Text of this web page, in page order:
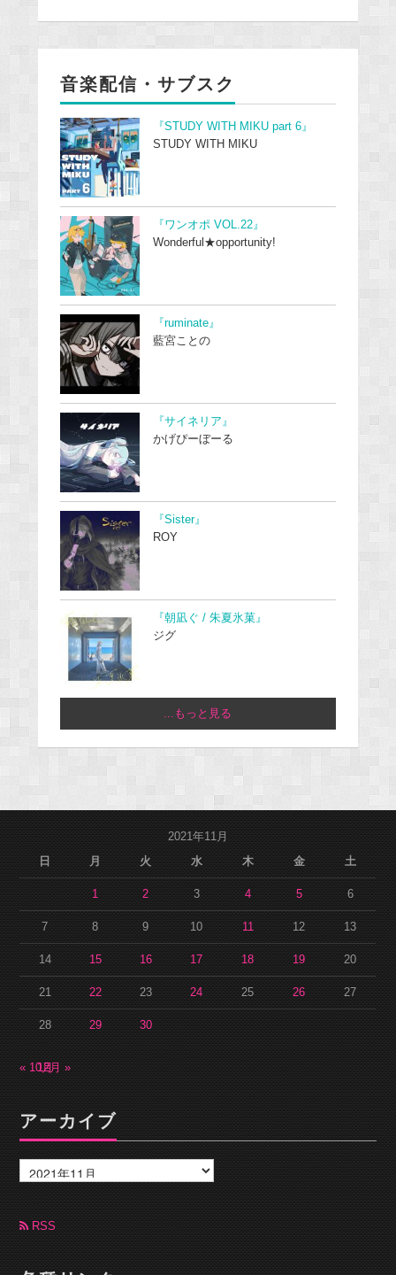
音楽配信・サブスク
『STUDY WITH MIKU part 6』
STUDY WITH MIKU
『ワンオポ VOL.22』
Wonderful★opportunity!
『ruminate』
藍宮ことの
『サイネリア』
かげぴーぼーる
『Sister』
ROY
『朝凪ぐ / 朱夏氷菓』
ジグ
...もっと見る
2021年11月
日
月 火 水 木 金 土
1 2 3 4 5 6
7 8 9 10 11 12 13
14 15 16 17 18 19 20
21 22 23 24 25 26 27
28 29 30
« 10月12月 »
アーカイブ
ー
カ
ブ RSS